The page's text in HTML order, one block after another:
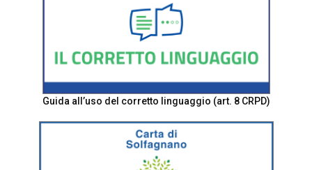
Guida all’uso del corretto linguaggio (art. 8 CRPD)